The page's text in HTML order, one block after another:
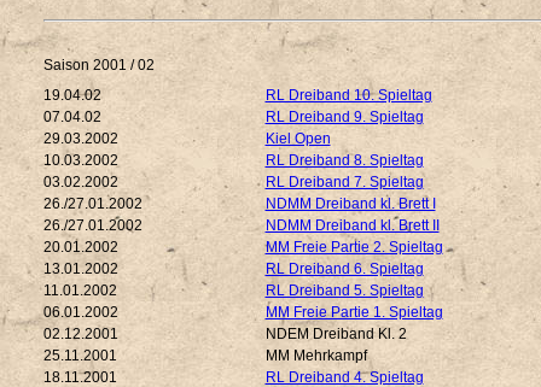
Saison 2001 / 02
19.04.02
RL Dreiband 10. Spieltag
07.04.02
RL Dreiband 9. Spieltag
29.03.2002
Kiel Open
10.03.2002
RL Dreiband 8. Spieltag
03.02.2002
RL Dreiband 7. Spieltag
26./27.01.2002
NDMM Dreiband kl. Brett I
26./27.01.2002
NDMM Dreiband kl. Brett II
20.01.2002
MM Freie Partie 2. Spieltag
13.01.2002
RL Dreiband 6. Spieltag
11.01.2002
RL Dreiband 5. Spieltag
06.01.2002
MM Freie Partie 1. Spieltag
02.12.2001
NDEM Dreiband Kl. 2
25.11.2001
MM Mehrkampf
18.11.2001
RL Dreiband 4. Spieltag